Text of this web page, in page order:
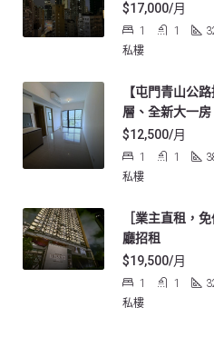
$17,000/月
1 1
私樓
【屯門青山公
層、全新大一
$12,500/月
1 1
私樓
［業主直租，
廳招租
$19,500/月
1 1
私樓